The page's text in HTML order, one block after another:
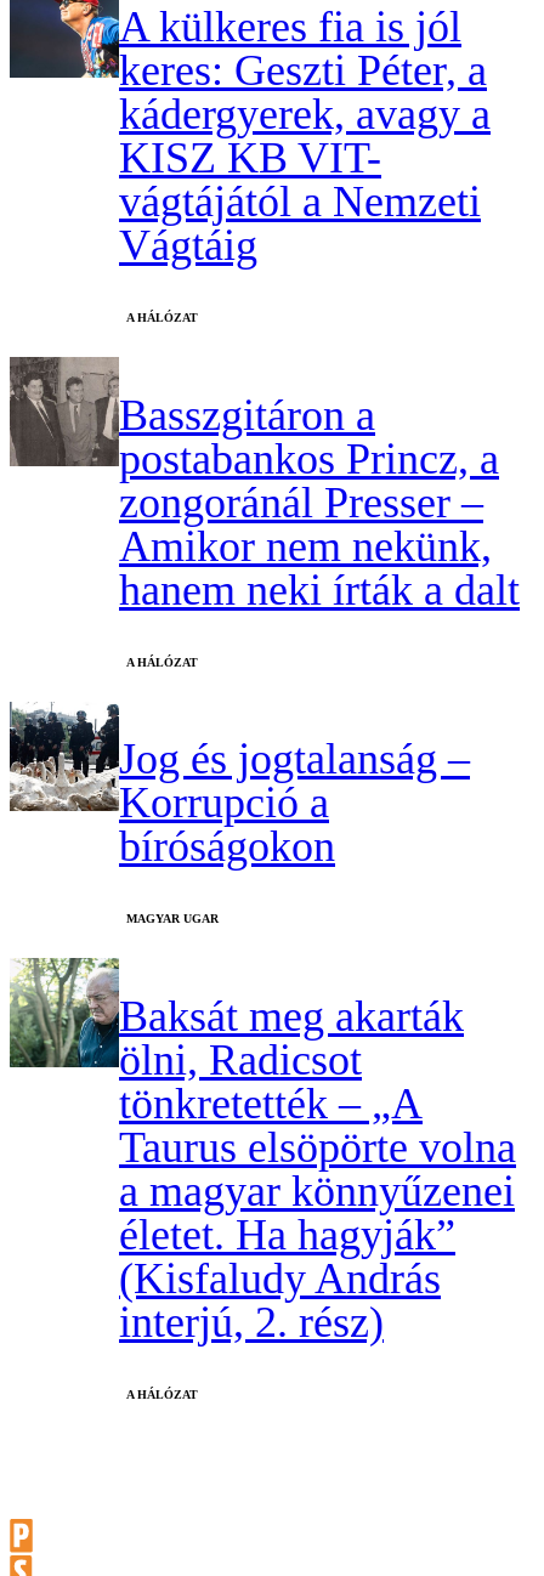
A külkeres fia is jól
keres: Geszti Péter, a
kádergyerek, avagy a
KISZ KB VIT-
vágtájától a Nemzeti
Vágtáig
A HÁLÓZAT
Basszgitáron a
postabankos Princz, a
zongoránál Presser –
Amikor nem nekünk,
hanem neki írták a dalt
A HÁLÓZAT
Jog és jogtalanság –
Korrupció a
bíróságokon
MAGYAR UGAR
Baksát meg akarták
ölni, Radicsot
tönkretették – „A
Taurus elsöpörte volna
a magyar könnyűzenei
életet. Ha hagyják”
(Kisfaludy András
interjú, 2. rész)
A HÁLÓZAT